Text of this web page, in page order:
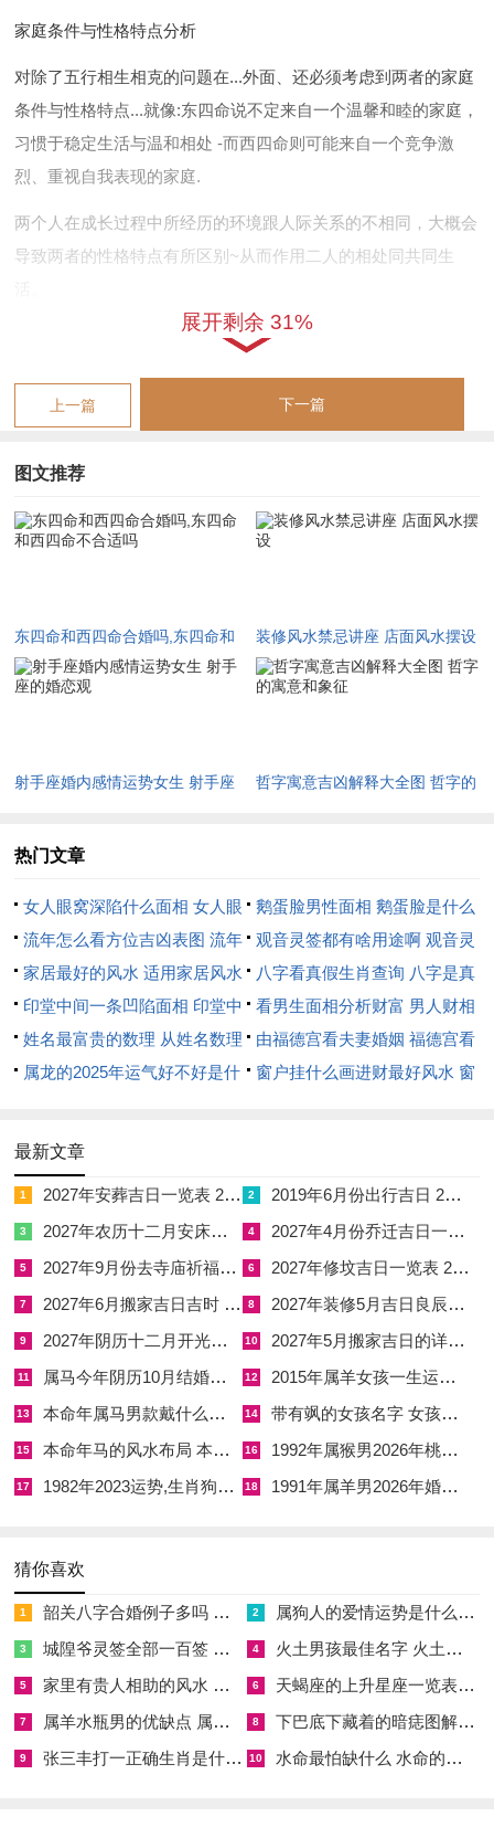
家庭条件与性格特点分析
对除了五行相生相克的问题在...外面、还必须考虑到两者的家庭
条件与性格特点...就像:东四命说不定来自一个温馨和睦的家庭，
习惯于稳定生活与温和相处 -而西四命则可能来自一个竞争激
烈、重视自我表现的家庭.
两个人在成长过程中所经历的环境跟人际关系的不相同，大概会
导致两者的性格特点有所区别~从而作用二人的相处同共同生
【东四命和西四命合婚吗,东四命和西四命不合适吗】相关文章：
2027年安葬吉日一览表 2027年12月安葬吉日一览表
☑2019年6月份出行吉日 2027年6月出行吉日一览表
☑2027年农历十二月安床吉日 2027年正月安床吉日吉时查询
☑2027年6月搬家吉日吉时 2027年农历6月搬家吉日一览表
☑2027年阴历十二月开光吉日 2027年12月开光吉日一览表
展开剩余 31%
上一篇 下一篇
图文推荐
东四命和西四命合婚吗,东四命和
西四命不合适吗
装修风水禁忌讲座 店面风水摆设
射手座婚内感情运势女生 射手座
哲字寓意吉凶解释大全图 哲字的
热门文章
女人眼窝深陷什么面相 女人眼
窝深陷是短命相吗
鹅蛋脸男性面相 鹅蛋脸是什么
脸型男性
流年怎么看方位吉凶表图 流年
位置怎么看
观音灵签都有啥用途啊 观音灵
签全部签签词
家居最好的风水 适用家居风水
八字看真假生肖查询 八字是真
还是假
印堂中间一条凹陷面相 印堂中
间有条线沟好不好
看男生面相分析财富 男人财相
从哪里看
姓名最富贵的数理 从姓名数理
看富豪
由福德宫看夫妻婚姻 福德宫看
配偶生肖
属龙的2025年运气好不好是什
2025年属龙人的全年运势
窗户挂什么画进财最好风水 窗
最新文章
1 2027年安葬吉日一览表 2027年12月安葬吉日一览表 2 2019年6月份出行吉日 2027年6月出行吉日一览表
3 2027年农历十二月安床吉日 2027年正月安床吉日吉时查询 4 2027年4月份乔迁吉日一览表 2027年4月乔迁吉日吉时查询
5 2027年9月份去寺庙祈福的日子 2027年5月去寺庙吉日一览表 6 2027年修坟吉日一览表 2027年农历2月修坟吉日一览表
7 2027年6月搬家吉日吉时 2027年农历6月搬家吉日一览表 8 2027年装修5月吉日良辰查询表 2027年农历5月装修吉日一览表
9 2027年阴历十二月开光吉日 2027年12月开光吉日一览表 10 2027年5月搬家吉日的详细解释 2027年5月搬家吉日吉时查询
11 属马今年阴历10月结婚好吗 属马还有几年本命年结婚呢好吗 12 2015年属羊女孩一生运势 2015年属羊女2026年健康运好吗
13 本命年属马男款戴什么财神 本命年属马男士戴什么好一点 14 带有飒的女孩名字 女孩取名字带飒字有什么名字好听
15 本命年马的风水布局 本命年马的佛像怎么摆放 16 1992年属猴男2026年桃花运 1992年属猴男2026年感情运如何
17 1982年2023运势,生肖狗1982年2023运势 18 1991年属羊男2026年婚姻运势 1991年属羊男2026年感情运如何
猜你喜欢
1 韶关八字合婚例子多吗 韶关八字测风水 2 属狗人的爱情运势是什么意思 属狗的人爱情观
3 城隍爷灵签全部一百签 城隍爷灵签解签大全 4 火土男孩最佳名字 火土属性的字男孩名字有哪些
5 家里有贵人相助的风水 家里有贵人是什么意思 6 天蝎座的上升星座一览表 天蝎座的上升星座查询
7 属羊水瓶男的优缺点 属羊水瓶座男生性格爱情观 8 下巴底下藏着的暗痣图解 下巴尖底下有痣代表什么
9 张三丰打一正确生肖是什么意思 张三丰是指什么生肖 10 水命最怕缺什么 水命的人忌什么